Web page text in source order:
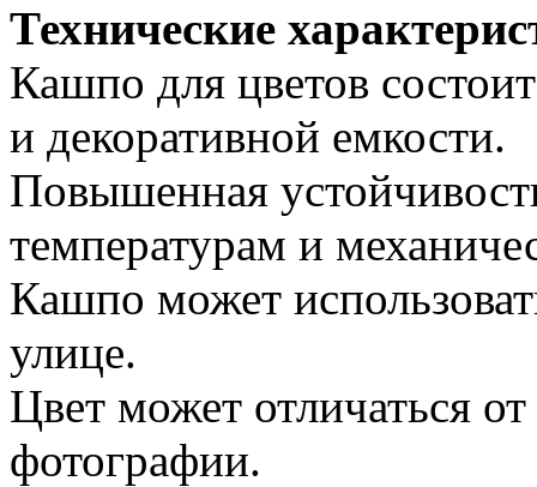
Технические
Кашпо для цветов
и декоративной емкости.
Повышенная
температурам и
Кашпо может
улице.
Цвет может отличаться
фотографии.